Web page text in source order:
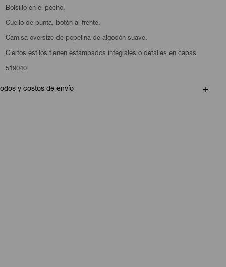
Bolsillo en el pecho.
Cuello de punta, botón al frente.
Camisa oversize de popelina de algodón suave.
Ciertos estilos tienen estampados integrales o detalles en capas.
519040
y costos de envío